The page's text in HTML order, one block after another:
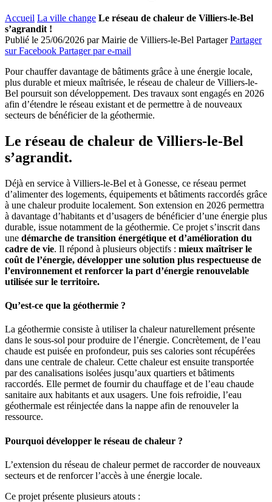
Accueil La ville change Le réseau de chaleur de Villiers-le-Bel
s’agrandit !
Publié le 25/06/2026 par Mairie de Villiers-le-Bel Partager Partager
sur Facebook Partager par e-mail
Pour chauffer davantage de bâtiments grâce à une énergie locale,
plus durable et mieux maîtrisée, le réseau de chaleur de Villiers-le-
Bel poursuit son développement. Des travaux sont engagés en 2026
afin d’étendre le réseau existant et de permettre à de nouveaux
secteurs de bénéficier de la géothermie.
Le réseau de chaleur de Villiers-le-Bel
s’agrandit.
Déjà en service à Villiers-le-Bel et à Gonesse, ce réseau permet
d’alimenter des logements, équipements et bâtiments raccordés grâce
à une chaleur produite localement. Son extension en 2026 permettra
à davantage d’habitants et d’usagers de bénéficier d’une énergie plus
durable, issue notamment de la géothermie. Ce projet s’inscrit dans
une démarche de transition énergétique et d’amélioration du
cadre de vie. Il répond à plusieurs objectifs : mieux maîtriser le
coût de l’énergie, développer une solution plus respectueuse de
l’environnement et renforcer la part d’énergie renouvelable
utilisée sur le territoire.
Qu’est-ce que la géothermie ?
La géothermie consiste à utiliser la chaleur naturellement présente
dans le sous-sol pour produire de l’énergie. Concrètement, de l’eau
chaude est puisée en profondeur, puis ses calories sont récupérées
dans une centrale de chaleur. Cette chaleur est ensuite transportée
par des canalisations isolées jusqu’aux quartiers et bâtiments
raccordés. Elle permet de fournir du chauffage et de l’eau chaude
sanitaire aux habitants et aux usagers. Une fois refroidie, l’eau
géothermale est réinjectée dans la nappe afin de renouveler la
ressource.
Pourquoi développer le réseau de chaleur ?
L’extension du réseau de chaleur permet de raccorder de nouveaux
secteurs et de renforcer l’accès à une énergie locale.
Ce projet présente plusieurs atouts :